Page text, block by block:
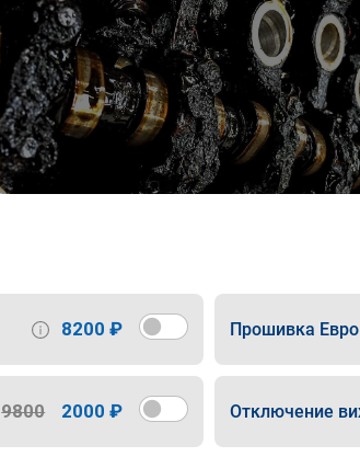
8200 ₽ Прошивка
9800 2000 ₽ Отключение